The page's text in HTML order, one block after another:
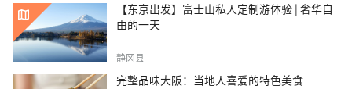
【东京出发】富士山私人定制游体验 | 奢华自
由的一天
静冈县
完整品味大阪：当地人喜爱的特色美食